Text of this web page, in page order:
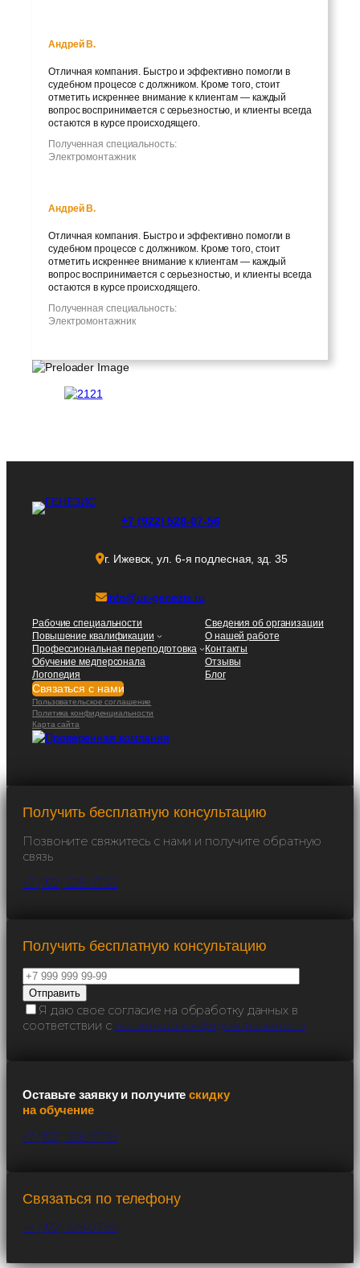
Андрей В.
Отличная компания. Быстро и эффективно помогли в
судебном процессе с должником. Кроме того, стоит
отметить искреннее внимание к клиентам — каждый
вопрос воспринимается с серьезностью, и клиенты всегда
остаются в курсе происходящего.
Полученная специальность:
Электромонтажник
Андрей В.
Отличная компания. Быстро и эффективно помогли в
судебном процессе с должником. Кроме того, стоит
отметить искреннее внимание к клиентам — каждый
вопрос воспринимается с серьезностью, и клиенты всегда
остаются в курсе происходящего.
Полученная специальность:
Электромонтажник
+7 (922) 528-07-56
г. Ижевск, ул. 6-я подлесная, зд. 35
info@uc-genezis.ru
Рабочие специальности
Повышение квалификации
Профессиональная переподготовка
Обучение медперсонала
Логопедия
Сведения об организации
О нашей работе
Контакты
Отзывы
Блог
Связаться с нами
Пользовательское соглашение
Политика конфиденциальности
Карта сайта
Получить бесплатную консультацию
Позвоните свяжитесь с нами и получите обратную
связь
+7 (922) 528-07-56
Получить бесплатную консультацию
Я даю свое согласие на обработку данных в
соответствии с политикой конфиденциальности
Оставьте заявку и получитескидку
на обучение
+7 (922) 528-07-56
Связаться по телефону
+7 (922) 528-07-56